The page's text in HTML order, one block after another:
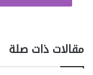
“لقد تمت
مقالات ذات صلة